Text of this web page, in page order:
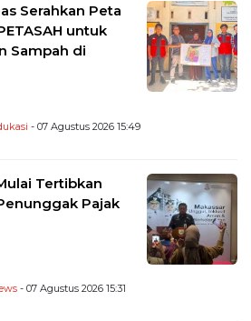
Serahkan Peta
untuk
Sampah di
- 07 Agustus 2026 15:49
Tertibkan
Pajak
- 07 Agustus 2026 15:31